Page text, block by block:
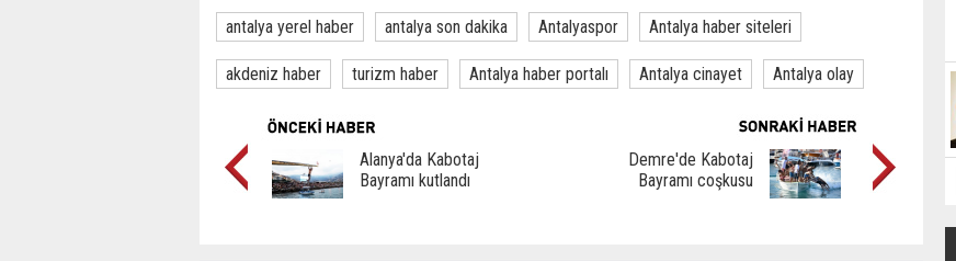
antalya yerel haber antalya son dakika Antalyaspor Antalya haber siteleri
akdeniz haber turizm haber Antalya haber portalı Antalya cinayet Antalya olay
Alanya'da Kabotaj
Bayramı kutlandı
Demre'de Kabotaj
Bayramı coşkusu